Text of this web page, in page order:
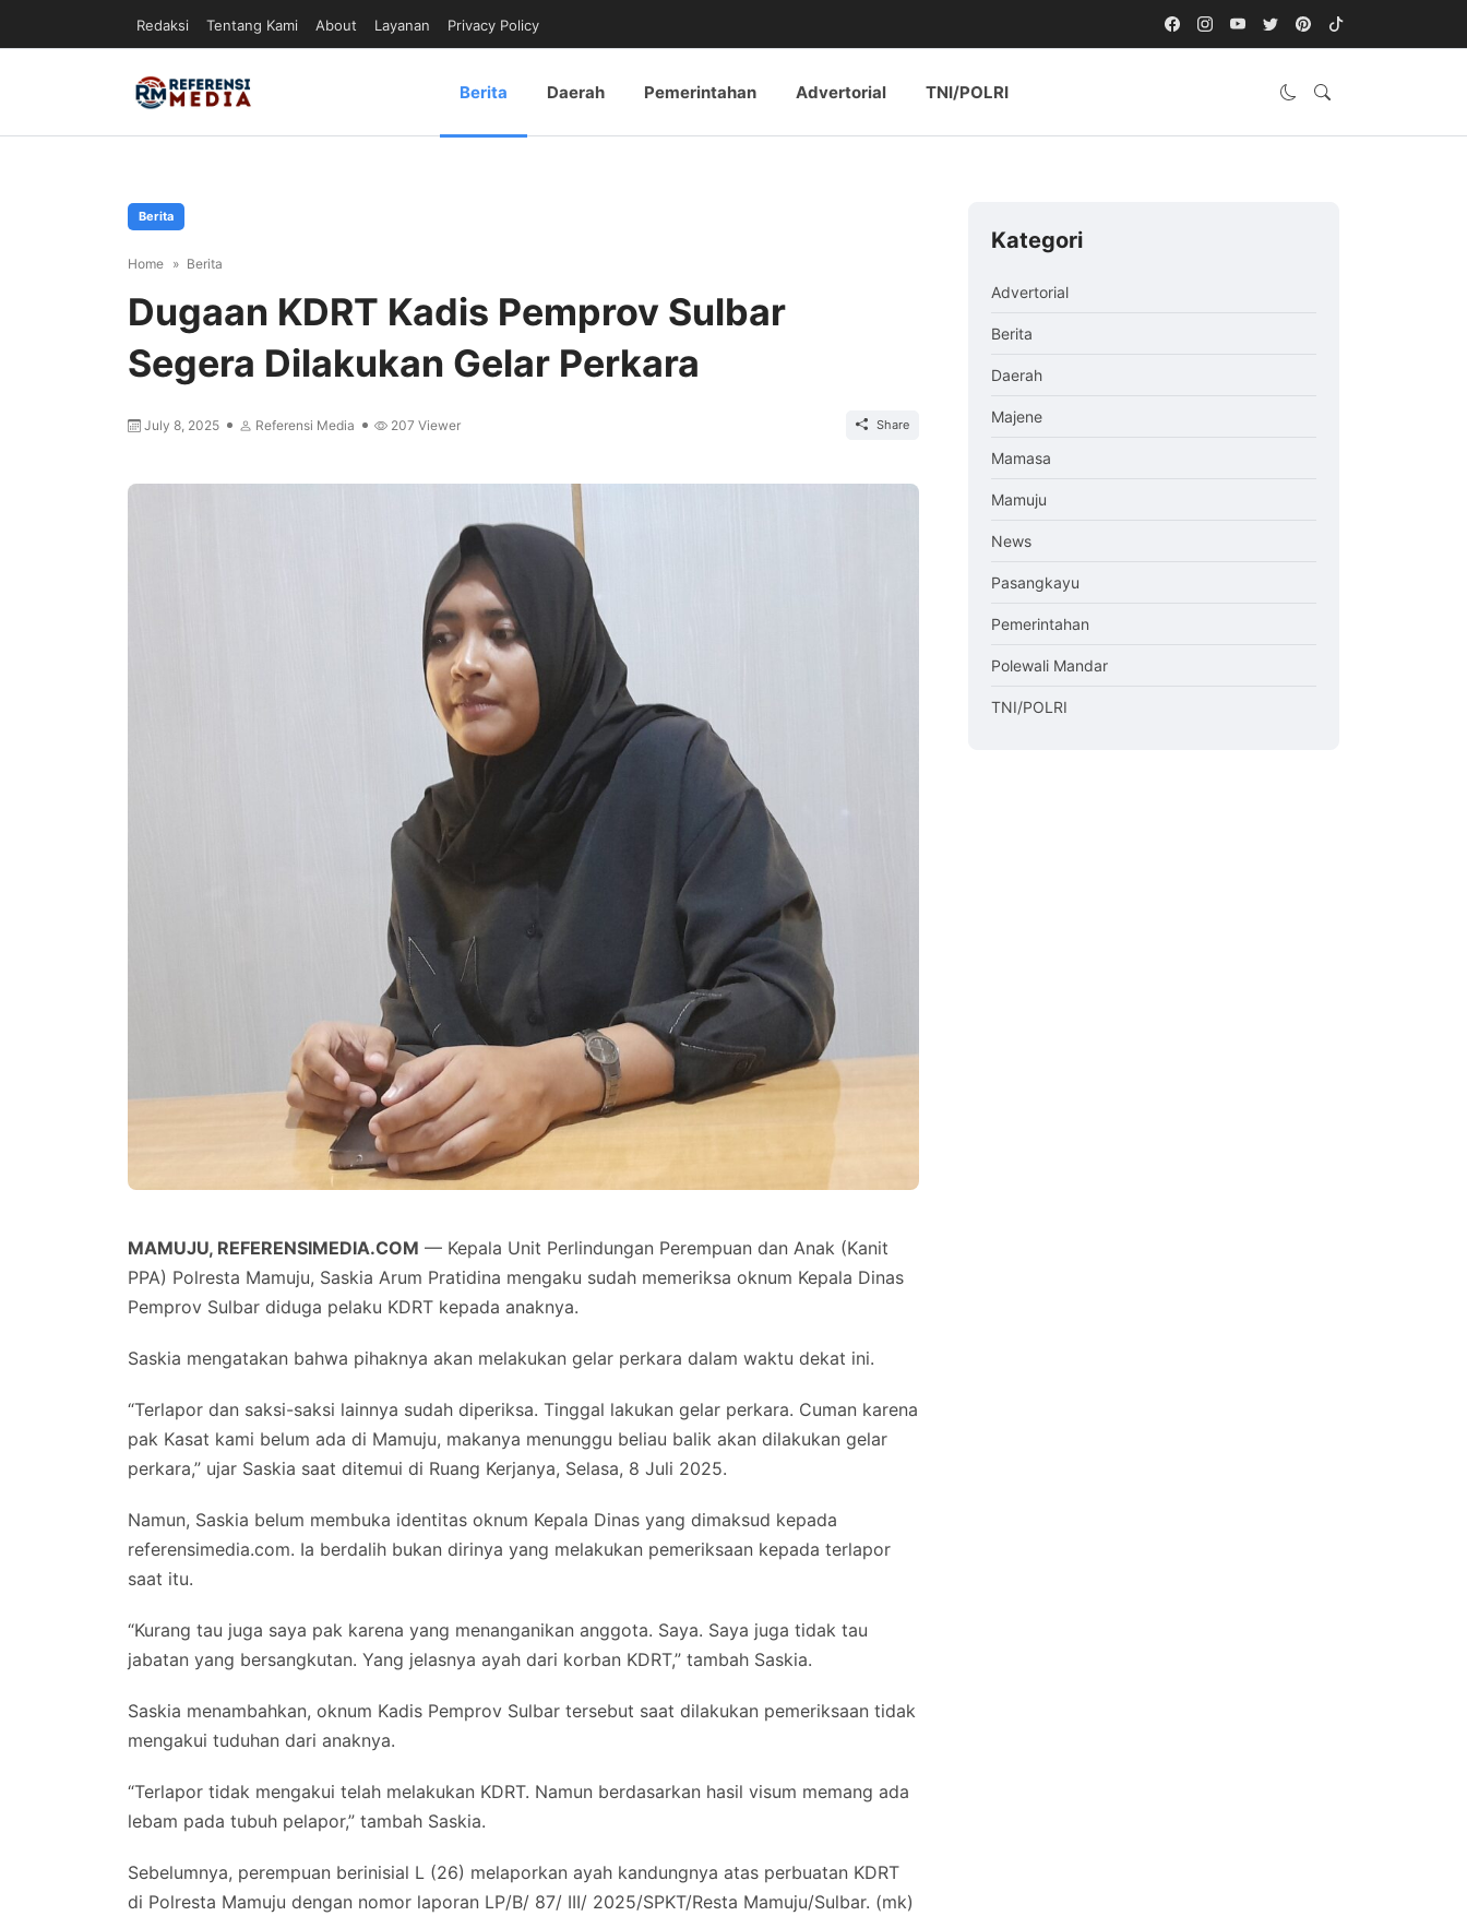
Redaksi Tentang Kami About Layanan Privacy Policy
Berita Daerah Pemerintahan Advertorial TNI/POLRI
Berita
Home Berita
Dugaan KDRT Kadis Pemprov Sulbar
Segera Dilakukan Gelar Perkara
July 8, 2025 Referensi Media 207 Viewer Share
MAMUJU, REFERENSIMEDIA.COM — Kepala Unit Perlindungan Perempuan dan Anak (Kanit
PPA) Polresta Mamuju, Saskia Arum Pratidina mengaku sudah memeriksa oknum Kepala Dinas
Pemprov Sulbar diduga pelaku KDRT kepada anaknya.
Saskia mengatakan bahwa pihaknya akan melakukan gelar perkara dalam waktu dekat ini.
“Terlapor dan saksi-saksi lainnya sudah diperiksa. Tinggal lakukan gelar perkara. Cuman karena
pak Kasat kami belum ada di Mamuju, makanya menunggu beliau balik akan dilakukan gelar
perkara,” ujar Saskia saat ditemui di Ruang Kerjanya, Selasa, 8 Juli 2025.
Namun, Saskia belum membuka identitas oknum Kepala Dinas yang dimaksud kepada
referensimedia.com. Ia berdalih bukan dirinya yang melakukan pemeriksaan kepada terlapor
saat itu.
“Kurang tau juga saya pak karena yang menanganikan anggota. Saya. Saya juga tidak tau
jabatan yang bersangkutan. Yang jelasnya ayah dari korban KDRT,” tambah Saskia.
Saskia menambahkan, oknum Kadis Pemprov Sulbar tersebut saat dilakukan pemeriksaan tidak
mengakui tuduhan dari anaknya.
“Terlapor tidak mengakui telah melakukan KDRT. Namun berdasarkan hasil visum memang ada
lebam pada tubuh pelapor,” tambah Saskia.
Sebelumnya, perempuan berinisial L (26) melaporkan ayah kandungnya atas perbuatan KDRT
di Polresta Mamuju dengan nomor laporan LP/B/ 87/ III/ 2025/SPKT/Resta Mamuju/Sulbar. (mk)
Kategori
Advertorial
Berita
Daerah
Majene
Mamasa
Mamuju
News
Pasangkayu
Pemerintahan
Polewali Mandar
TNI/POLRI